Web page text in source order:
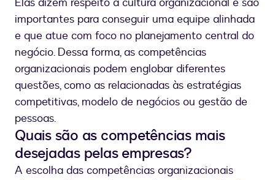
importantes para conseguir uma equipe alinhada
e que atue com foco no planejamento central do
negócio. Dessa forma, as competências
organizacionais podem englobar diferentes
questões, como as relacionadas às estratégias
competitivas, modelo de negócios ou gestão de
pessoas.
Quais são as competências mais
desejadas pelas empresas?
A escolha das competências organizacionais